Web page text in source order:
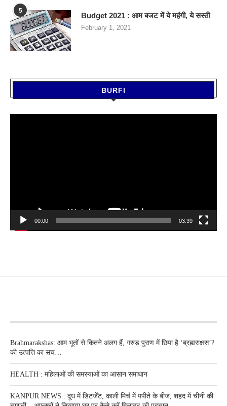
5
Budget 2021 : आम बजट में ये महंगी, ये सस्‍ती
February 1, 2021
BURFI
00:00 03:39
Brahmarakshas: आम भूतों से कितने अलग हैं, गरुड़ पुराण में छिपा है ‘ब्रह्मराक्षस’?
की उत्पत्ति का सच…
HEALTH : महिलाओं की समस्‍याओं का आसान समाधान
KANPUR NEWS : दूध में डिटर्जेंट, काली मिर्च में पपीते के बीज, शहद में चीनी की